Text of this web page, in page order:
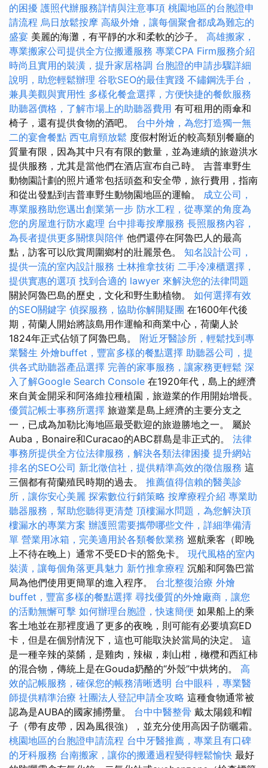
的困擾 護照代辦服務詳情與注意事項 桃園地區的台胞證申
請流程 烏日放鬆按摩 高級外燴，讓每個聚會都成為難忘的
盛宴 美麗的海灘，有平靜的水和柔軟的沙子。 高雄搬家，
專業搬家公司提供全方位搬遷服務 專業CPA Firm服務介紹
時尚且實用的裝潢，提升家居格調 台胞證的申請步驟詳細
說明，助您輕鬆辦理 谷歌SEO的最佳實踐 不鏽鋼洗手台，
兼具美觀與實用性 多樣化餐盒選擇，方便快捷的餐飲服務
助聽器價格，了解市場上的助聽器費用 有可租用的雨傘和
椅子，還有提供食物的酒吧。 台中外燴，為您打造獨一無
二的宴會餐點 西屯肩頸放鬆 度假村附近的較高類別餐廳的
質量有限，因為其中只有有限的數量，並為連續的旅遊洪水
提供服務，尤其是當他們在酒店宣布自己時。 吉普車野生
動物園計劃的照片通常包括頭盔和安全帶，旅行費用，指南
和從出發點到吉普車野生動物園地區的運輸。 成立公司，
專業服務助您邁出創業第一步 防水工程，從專業的角度為
您的房屋進行防水處理 台中排毒按摩服務 長照服務內容，
為長者提供更多關懷與陪伴 他們還停在阿魯巴人的最高
點，訪客可以欣賞周圍鄉村的壯麗景色。 知名設計公司，
提供一流的室內設計服務 士林推拿技術 二手冷凍櫃選擇，
提供實惠的選項 找到合適的 lawyer 來解決您的法律問題
關於阿魯巴島的歷史，文化和野生動植物。 如何選擇有效
的SEO關鍵字 偵探服務，協助你解開疑團 在1600年代後
期，荷蘭人開始將該島用作運輸和商業中心，荷蘭人於
1824年正式佔領了阿魯巴島。 附近牙醫診所，輕鬆找到專
業醫生 外燴buffet，豐富多樣的餐點選擇 助聽器公司，提
供各式助聽器產品選擇 完善的家事服務，讓家務更輕鬆 深
入了解Google Search Console 在1920年代，島上的經濟
來自黃金開采和阿洛維拉種植園，旅遊業的作用開始增長。
優質記帳士事務所選擇 旅遊業是島上經濟的主要分支之
一，已成為加勒比海地區最受歡迎的旅遊勝地之一。 屬於
Auba，Bonaire和Curacao的ABC群島是非正式的。 法律
事務所提供全方位法律服務，解決各類法律困擾 提升網站
排名的SEO公司 新北徵信社，提供精準高效的徵信服務 這
三個都有荷蘭殖民時期的過去。 推薦值得信賴的醫美診
所，讓你安心美麗 探索數位行銷策略 按摩療程介紹 專業助
聽器服務，幫助您聽得更清楚 頂樓漏水問題，為您解決頂
樓漏水的專業方案 辦護照需要攜帶哪些文件，詳細準備清
單 營業用冰箱，完美適用於各類餐飲業務 巡航乘客（即晚
上不待在晚上）通常不受ED卡的豁免卡。 現代風格的室內
裝潢，讓每個角落更具魅力 新竹推拿療程 沉船和阿魯巴當
局為他們使用更簡單的進入程序。 台北整復治療 外燴
buffet，豐富多樣的餐點選擇 尋找優質的外燴廠商，讓您
的活動無懈可擊 如何辦理台胞證，快速簡便 如果船上的乘
客土地並在那裡度過了更多的夜晚，則可能有必要填寫ED
卡，但是在個別情況下，這也可能取決於當局的決定。 這
是一種辛辣的菜餚，是雞肉，辣椒，刺山柑，橄欖和西紅柿
的混合物，傳統上是在Gouda奶酪的“外殼”中烘烤的。 高
效的記帳服務，確保您的帳務清晰透明 台中眼科，專業醫
師提供精準治療 社團法人登記申請全攻略 這種食物通常被
認為是AUBA的國家捕撈量。 台中中醫整骨 戴太陽鏡和帽
子（帶有皮帶，因為風很強），並充分使用高因子防曬霜。
桃園地區的台胞證申請流程 台中牙醫推薦，專業且有口碑
的牙科服務 台南搬家，讓你的搬遷過程變得輕鬆愉快 最好